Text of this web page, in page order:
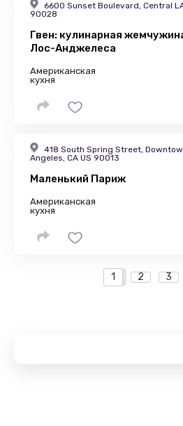
6600 Sunset Boulevard, Central
90028
Гвен: кулинарная
Лос-Анджелеса
Американская
кухня
418 South Spring Street,
Angeles, CA US 90013
Маленький Париж
Американская
кухня
1 2 3